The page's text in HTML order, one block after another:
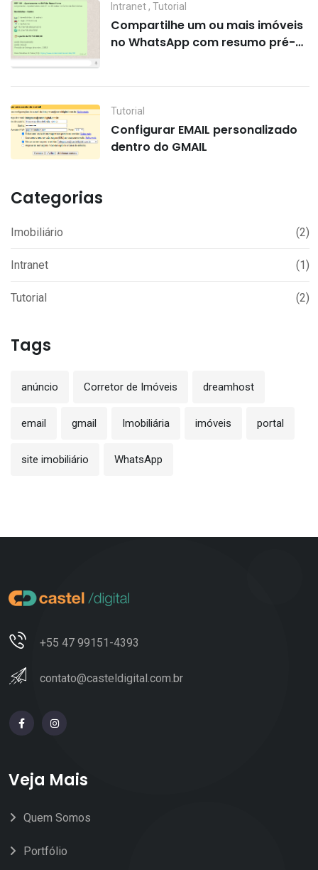
Intranet,Tutorial
Compartilhe um ou mais imóveis
no WhatsApp com resumo pré-
Tutorial
Configurar EMAIL personalizado
dentro do GMAIL
Categorias
Imobiliário (2)
Intranet (1)
Tutorial (2)
Tags
anúncio Corretor de Imóveis dreamhost
email gmail Imobiliária imóveis portal
site imobiliário WhatsApp
+55 47 99151-4393
contato@casteldigital.com.br
Veja Mais
Quem Somos
Portfólio